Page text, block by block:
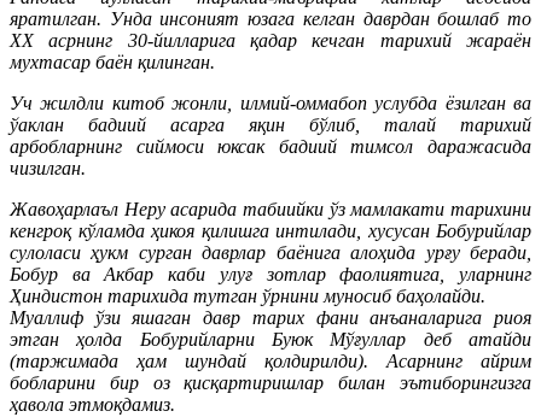
яратилган. Унда инсоният юзага келган даврдан бошлаб то
ХХ асрнинг 30-йилларига қадар кечган тарихий жараён
мухтасар баён қилинган.
Уч жилдли китоб жонли, илмий-оммабоп услубда ёзилган ва
ўаклан бадиий асарга яқин бўлиб, талай тарихий
арбобларнинг сиймоси юксак бадиий тимсол даражасида
чизилган.
Жавоҳарлаъл Неру асарида табиийки ўз мамлакати тарихини
кенгроқ кўламда ҳикоя қилишга интилади, хусусан Бобурийлар
сулоласи ҳукм сурган даврлар баёнига алоҳида урғу беради,
Бобур ва Акбар каби улуғ зотлар фаолиятига, уларнинг
Ҳиндистон тарихида тутган ўрнини муносиб баҳолайди.
Муаллиф ўзи яшаган давр тарих фани анъаналарига риоя
этган ҳолда Бобурийларни Буюк Мўғуллар деб атайди
(таржимада ҳам шундай қолдирилди). Асарнинг айрим
бобларини бир оз қисқартиришлар билан эътиборингизга
ҳавола этмоқдамиз.